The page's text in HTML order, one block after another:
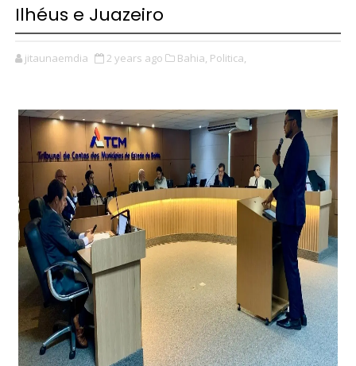
Ilhéus e Juazeiro
jitaunaemdia 2 years ago Bahia, Politica,